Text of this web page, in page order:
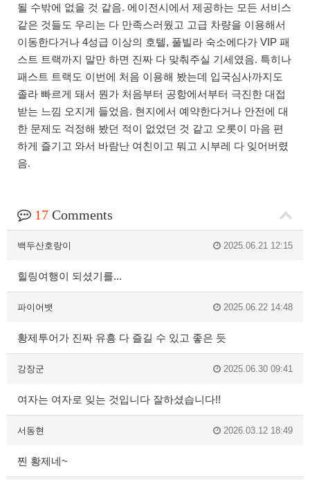
될 수밖에 없을 것 같음. 에이전시에서 제공하는 모든 서비스
같은 것들도 우리는 다 만족스러웠고 고급 차량을 이용해서
이동한다거나 4성급 이상의 호텔, 풀빌라 숙소에다가 VIP 패
스트 트랙까지 말만 하면 진짜 다 맞춰주실 기세였음. 특히나
패스트 트랙도 이번에 처음 이용해 봤는데 입국심사까지도
졸라 빠르게 돼서 뭔가 처음부터 공항에서부터 극진한 대접
받는 느낌 오지게 들었음. 현지에서 예약한다거나 안전에 대
한 문제도 걱정해 봤던 적이 없었던 것 같고 오롯이 마음 편
하게 즐기고 와서 바람난 여친이고 뭐고 시부레 다 잊어버렸
음.
17 Comments
백두산호랑이 2025.06.21 12:15
힐링여행이 되셨기를...
파이어뱃 2025.06.22 14:48
황제투어가 진짜 유흥 다 즐길 수 있고 좋은 듯
강장군 2025.06.30 09:41
여자는 여자로 잊는 것입니다 잘하셨습니다!!
서동현 2026.03.12 18:49
찐 황제네~